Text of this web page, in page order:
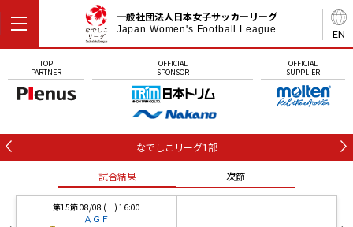
EN
一般社団法人日本女子サッカーリーグ
Japan Women's Football League
TOP
PARTNER
OFFICIAL
SPONSOR
OFFICIAL
SUPPLIER
なでしこリーグ1部
試合結果 次節
第15節 08/08 (土) 16:00
ＡＧＦ